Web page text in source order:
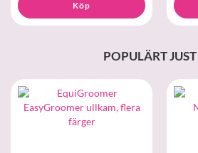
Köp
POPULÄRT